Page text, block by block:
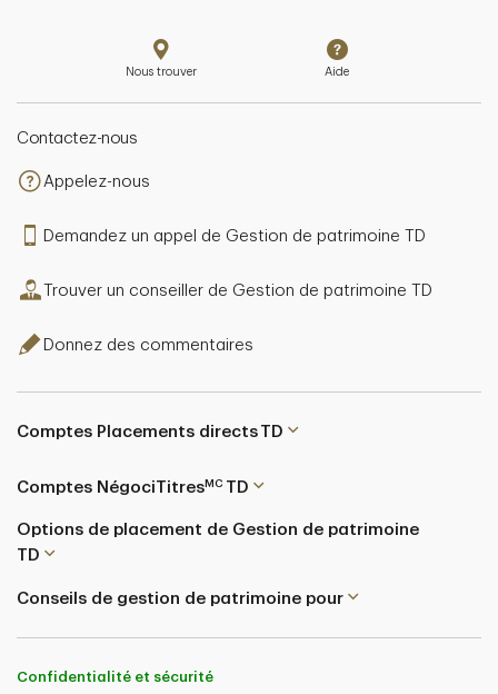
Nous trouver Aide
Contactez-nous
Appelez-nous
Demandez un appel de Gestion de patrimoine TD
Trouver un conseiller de Gestion de patrimoine TD
Donnez des commentaires
Comptes Placements directs TD
Comptes NégociTitres MC TD
Options de placement de Gestion de patrimoine
TD
Conseils de gestion de patrimoine pour
Confidentialité et sécurité